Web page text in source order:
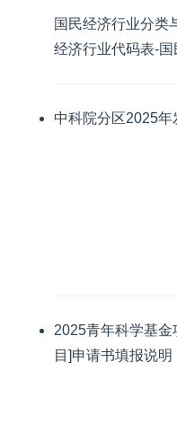
国民经济行业分类
经济行业代码表-
中科院分区2025年
2025青年科学基
目]申请书填报说明